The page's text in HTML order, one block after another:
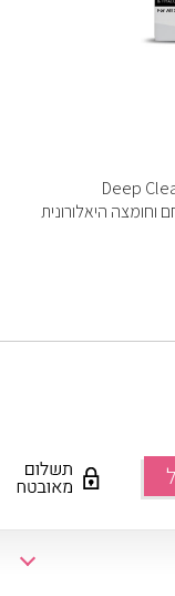
Deep
היאלורונית